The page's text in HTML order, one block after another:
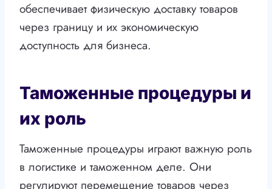
обеспечивает физическую доставку товаров
через границу и их экономическую
доступность для бизнеса.
Таможенные процедуры и
их роль
Таможенные процедуры играют важную роль
в логистике и таможенном деле. Они
регулируют перемещение товаров через